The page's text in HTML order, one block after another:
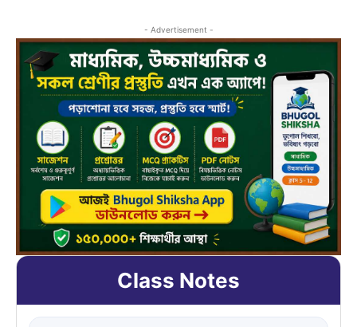
- Advertisement -
Class Notes